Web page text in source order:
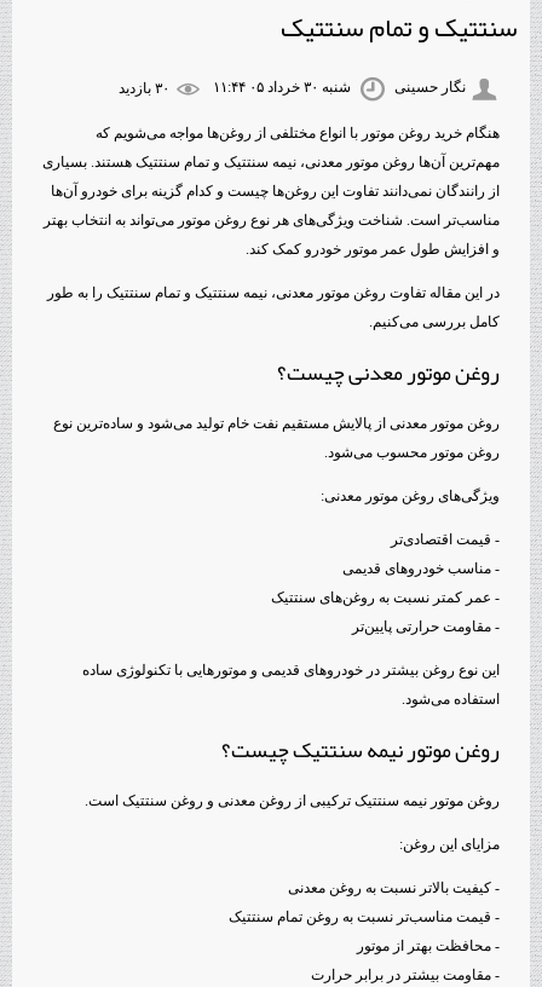
سنتتیک و تمام سنتتیک
نگار حسینی شنبه ۳۰ خرداد ۰۵ ۱۱:۴۴
هنگام خرید روغن موتور با انواع مختلفی از روغن‌ها مواجه می‌شویم که
مهم‌ترین آن‌ها روغن موتور معدنی، نیمه سنتتیک و تمام سنتتیک هستند. بسیاری
از رانندگان نمی‌دانند تفاوت این روغن‌ها چیست و کدام گزینه برای خودرو آن‌ها
مناسب‌تر است. شناخت ویژگی‌های هر نوع روغن موتور می‌تواند به انتخاب بهتر
و افزایش طول عمر موتور خودرو کمک کند.
در این مقاله تفاوت روغن موتور معدنی، نیمه سنتتیک و تمام سنتتیک را به طور
کامل بررسی می‌کنیم.
روغن موتور معدنی چیست؟
روغن موتور معدنی از پالایش مستقیم نفت خام تولید می‌شود و ساده‌ترین نوع
روغن موتور محسوب می‌شود.
ویژگی‌های روغن موتور معدنی:
- قیمت اقتصادی‌تر
- مناسب خودروهای قدیمی
- عمر کمتر نسبت به روغن‌های سنتتیک
- مقاومت حرارتی پایین‌تر
این نوع روغن بیشتر در خودروهای قدیمی و موتورهایی با تکنولوژی ساده
استفاده می‌شود.
روغن موتور نیمه سنتتیک چیست؟
روغن موتور نیمه سنتتیک ترکیبی از روغن معدنی و روغن سنتتیک است.
مزایای این روغن:
- کیفیت بالاتر نسبت به روغن معدنی
- قیمت مناسب‌تر نسبت به روغن تمام سنتتیک
- محافظت بهتر از موتور
- مقاومت بیشتر در برابر حرارت